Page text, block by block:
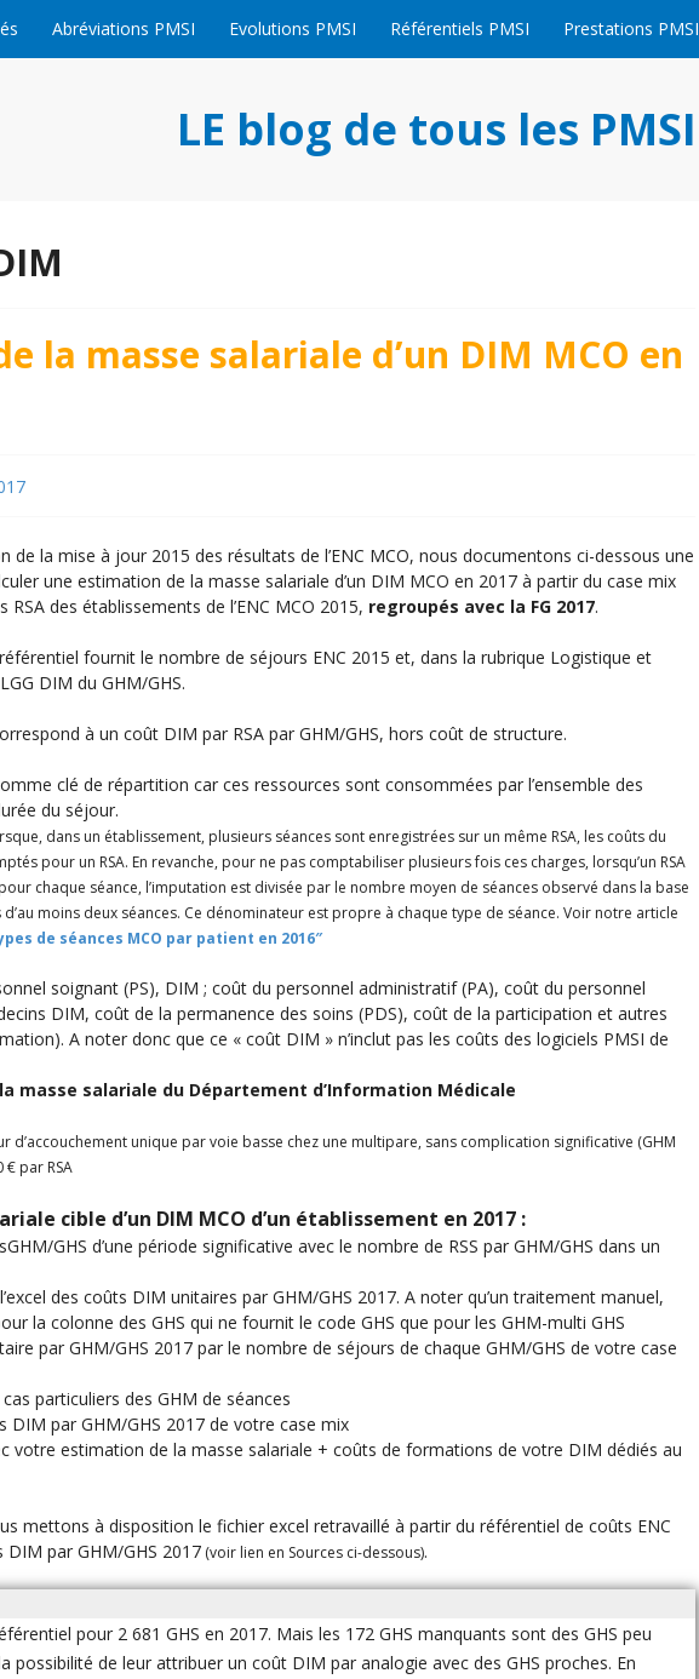
Abréviations PMSI Evolutions PMSI Référentiels PMSI Prestations PMSI
LE blog de tous les PMSI
la masse salariale d’un DIM MCO en
de la mise à jour 2015 des résultats de l’ENC MCO, nous documentons ci-dessous une
une estimation de la masse salariale d’un DIM MCO en 2017 à partir du case mix
RSA des établissements de l’ENC MCO 2015, regroupés avec la FG 2017.
fournit le nombre de séjours ENC 2015 et, dans la rubrique Logistique et
DIM du GHM/GHS.
à un coût DIM par RSA par GHM/GHS, hors coût de structure.
clé de répartition car ces ressources sont consommées par l’ensemble des
du séjour.
dans un établissement, plusieurs séances sont enregistrées sur un même RSA, les coûts du
pour un RSA. En revanche, pour ne pas comptabiliser plusieurs fois ces charges, lorsqu’un RSA
chaque séance, l’imputation est divisée par le nombre moyen de séances observé dans la base
moins deux séances. Ce dénominateur est propre à chaque type de séance. Voir notre article
de séances MCO par patient en 2016″
soignant (PS), DIM ; coût du personnel administratif (PA), coût du personnel
DIM, coût de la permanence des soins (PDS), coût de la participation et autres
A noter donc que ce « coût DIM » n’inclut pas les coûts des logiciels PMSI de
masse salariale du Département d’Information Médicale
d’accouchement unique par voie basse chez une multipare, sans complication significative (GHM
€ par RSA
cible d’un DIM MCO d’un établissement en 2017 :
GHS d’une période significative avec le nombre de RSS par GHM/GHS dans un
des coûts DIM unitaires par GHM/GHS 2017. A noter qu’un traitement manuel,
la colonne des GHS qui ne fournit le code GHS que pour les GHM-multi GHS
par GHM/GHS 2017 par le nombre de séjours de chaque GHM/GHS de votre case
particuliers des GHM de séances
par GHM/GHS 2017 de votre case mix
votre estimation de la masse salariale + coûts de formations de votre DIM dédiés au
mettons à disposition le fichier excel retravaillé à partir du référentiel de coûts ENC
par GHM/GHS 2017 (voir lien en Sources ci-dessous).
pour 2 681 GHS en 2017. Mais les 172 GHS manquants sont des GHS peu
possibilité de leur attribuer un coût DIM par analogie avec des GHS proches. En